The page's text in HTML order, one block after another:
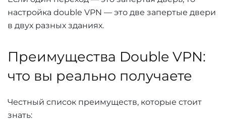
настройка double VPN — это две запертые двери
в двух разных зданиях.
Преимущества Double VPN:
что вы реально получаете
Честный список преимуществ, которые стоит
знать: